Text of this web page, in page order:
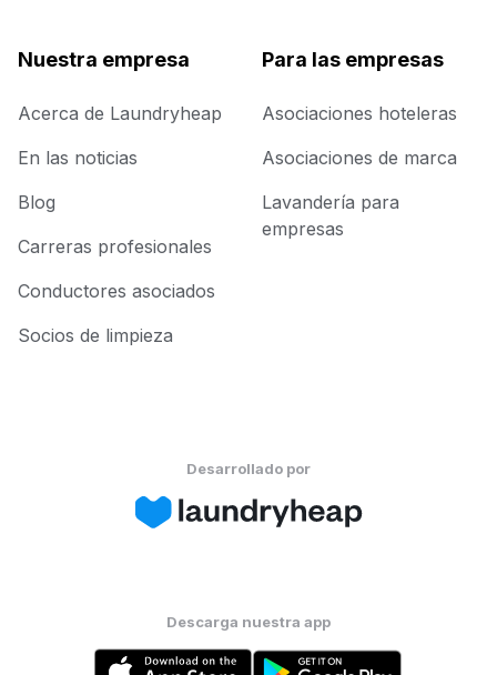
Nuestra empresa
Acerca de Laundryheap
En las noticias
Blog
Carreras profesionales
Conductores asociados
Socios de limpieza
Para las empresas
Asociaciones hoteleras
Asociaciones de marca
Lavandería para
empresas
Desarrollado por
Descarga nuestra app